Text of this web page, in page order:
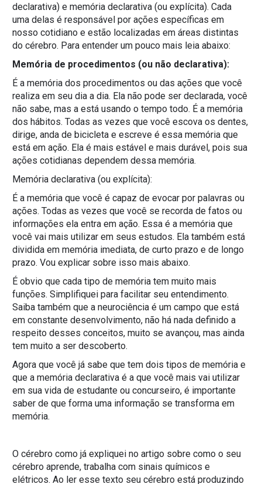
declarativa) e memória declarativa (ou explícita). Cada
uma delas é responsável por ações específicas em
nosso cotidiano e estão localizadas em áreas distintas
do cérebro. Para entender um pouco mais leia abaixo:
Memória de procedimentos (ou não declarativa):
É a memória dos procedimentos ou das ações que você
realiza em seu dia a dia. Ela não pode ser declarada, você
não sabe, mas a está usando o tempo todo. É a memória
dos hábitos. Todas as vezes que você escova os dentes,
dirige, anda de bicicleta e escreve é essa memória que
está em ação. Ela é mais estável e mais durável, pois sua
ações cotidianas dependem dessa memória.
Memória declarativa (ou explícita):
É a memória que você é capaz de evocar por palavras ou
ações. Todas as vezes que você se recorda de fatos ou
informações ela entra em ação. Essa é a memória que
você vai mais utilizar em seus estudos. Ela também está
dividida em memória imediata, de curto prazo e de longo
prazo. Vou explicar sobre isso mais abaixo.
É obvio que cada tipo de memória tem muito mais
funções. Simplifiquei para facilitar seu entendimento.
Saiba também que a neurociência é um campo que está
em constante desenvolvimento, não há nada definido a
respeito desses conceitos, muito se avançou, mas ainda
tem muito a ser descoberto.
Agora que você já sabe que tem dois tipos de memória e
que a memória declarativa é a que você mais vai utilizar
em sua vida de estudante ou concurseiro, é importante
saber de que forma uma informação se transforma em
memória.
O cérebro como já expliquei no artigo sobre como o seu
cérebro aprende, trabalha com sinais químicos e
elétricos. Ao ler esse texto seu cérebro está produzindo